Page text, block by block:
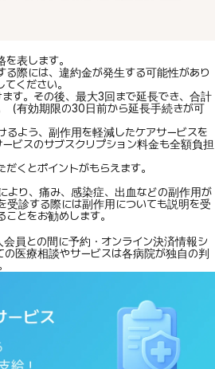
表します。
る際には、違約金が発生する可能性があり
ください。
す。その後、最大3回まで延長でき、合計
（有効期限の30日前から延長手続きが可
るよう、副作用を軽減したケアサービスを
ビスのサブスクリプション料金も全額負担
くとポイントがもらえます。
より、痛み、感染症、出血などの副作用が
受診する際には副作用についても説明を受
とをお勧めします。
員との間に予約・オンライン決済情報シ
の医療相談やサービスは各病院が独自の判